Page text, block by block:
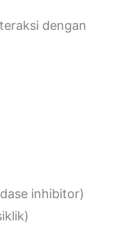
dengan
inhibitor)